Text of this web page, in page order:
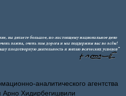
аналитического агентства
Арно Хидирбегишвили